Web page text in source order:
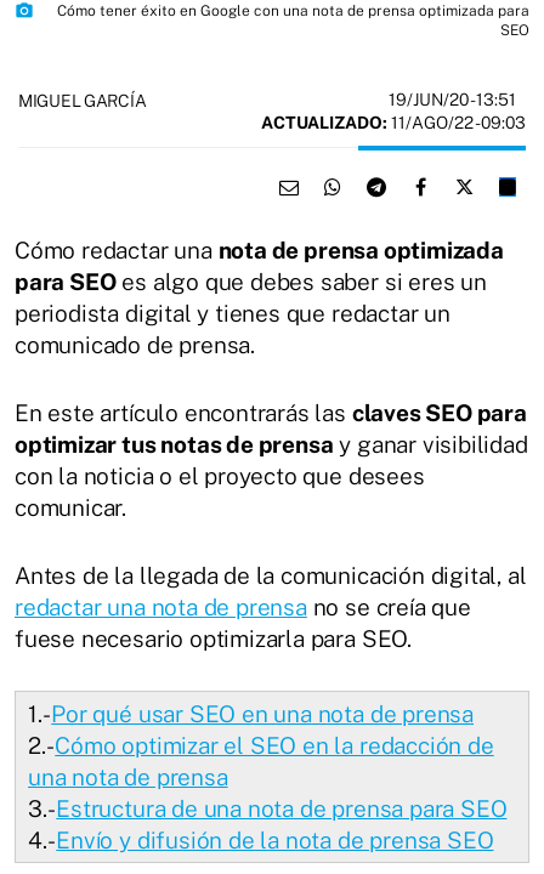
photo_camera
Cómo tener éxito en Google con una nota de prensa optimizada para
SEO
MIGUEL GARCÍA 19/JUN/20- 13:51
ACTUALIZADO: 11/AGO/22 - 09:03
Cómo redactar una nota de prensa optimizada
para SEOes algo que debes saber si eres un
periodista digital y tienes que redactar un
comunicado de prensa.
En este artículo encontrarás las claves SEO para
optimizar tus notas de prensa y ganar visibilidad
con la noticia o el proyecto que desees
comunicar.
Antes de la llegada de la comunicación digital, al
redactar una nota de prensa no se creía que
fuese necesario optimizarla para SEO.
1.-Por qué usar SEO en una nota de prensa
2.-Cómo optimizar el SEO en la redacción de
una nota de prensa
3.-Estructura de una nota de prensa para SEO
4.-Envío y difusión de la nota de prensa SEO